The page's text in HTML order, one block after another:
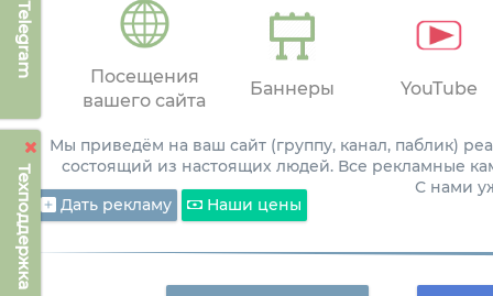
Telegram
Техподдержка
Посещения
вашего сайта
Баннеры YouTube
Мы приведём на ваш сайт (группу, канал, паблик)
состоящий из настоящих людей. Все рекламные
С нами
Дать рекламу
Наши цены